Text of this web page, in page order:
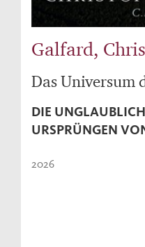
Galfard,
Das Universum
DIE
URSPRÜNGEN
2026